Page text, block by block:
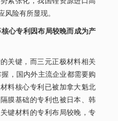
风险有所显现。
核心专利因布局较晚而成为产
关键，而三元正极材料相关
，国内外主流企业都需要购
料核心专利已被加拿大魁北
膜基础的专利也被日本、韩
键材料的专利布局较晚，专